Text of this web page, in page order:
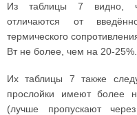
Из таблицы 7 видно,
отличаются от
термического
Вт не более, чем на 20-25%.
Их таблицы 7 также
прослойки имеют более
(лучше пропускают